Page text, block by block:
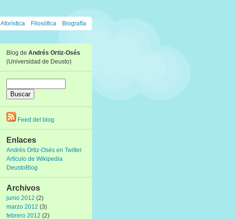
Aforística Filosófica Biografía
Blog de Andrés Ortiz-Osés
(Universidad de Deusto)
Feed del blog
Enlaces
Andrés Ortiz-Osés en Twitter
Artículo de Wikipedia
DeustoBlog
Archivos
junio 2012 (2)
marzo 2012 (3)
febrero 2012 (2)